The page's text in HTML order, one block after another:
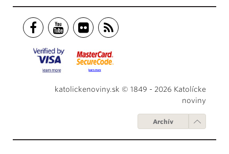
katolickenoviny.sk © 1849 - 2026 Katolícke
noviny
Archív